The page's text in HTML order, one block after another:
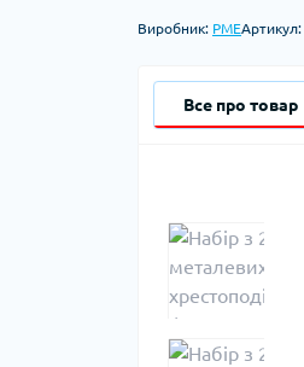
Виробник: PMEАртикул:
Все про товар